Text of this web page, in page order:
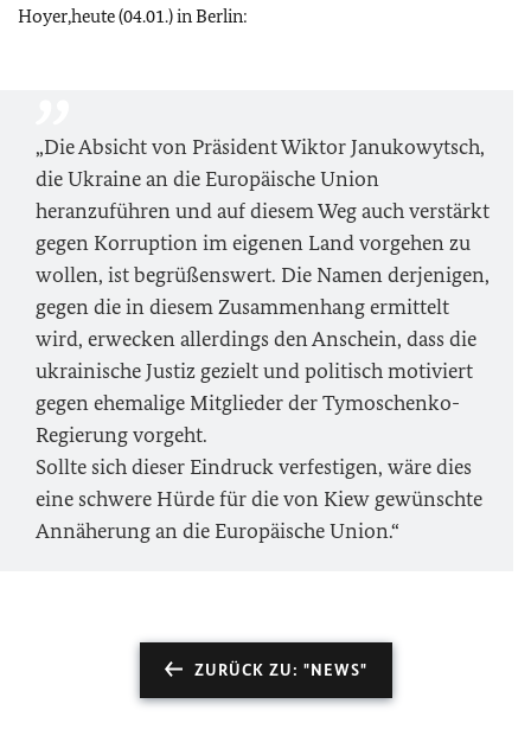
Hoyer,heute (04.01.) in Berlin:
„Die Absicht von Präsident Wiktor Janukowytsch,
die Ukraine an die Europäische Union
heranzuführen und auf diesem Weg auch verstärkt
gegen Korruption im eigenen Land vorgehen zu
wollen, ist begrüßenswert. Die Namen derjenigen,
gegen die in diesem Zusammenhang ermittelt
wird, erwecken allerdings den Anschein, dass die
ukrainische Justiz gezielt und politisch motiviert
gegen ehemalige Mitglieder der Tymoschenko-
Regierung vorgeht.
Sollte sich dieser Eindruck verfestigen, wäre dies
eine schwere Hürde für die von Kiew gewünschte
Annäherung an die Europäische Union.“
ZURÜCK ZU: "NEWS"